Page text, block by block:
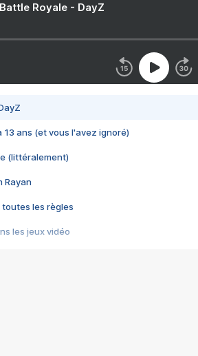
Royale - DayZ
13 ans (et vous l'avez ignoré)
(littéralement)
Rayan
toutes les règles
les jeux vidéo